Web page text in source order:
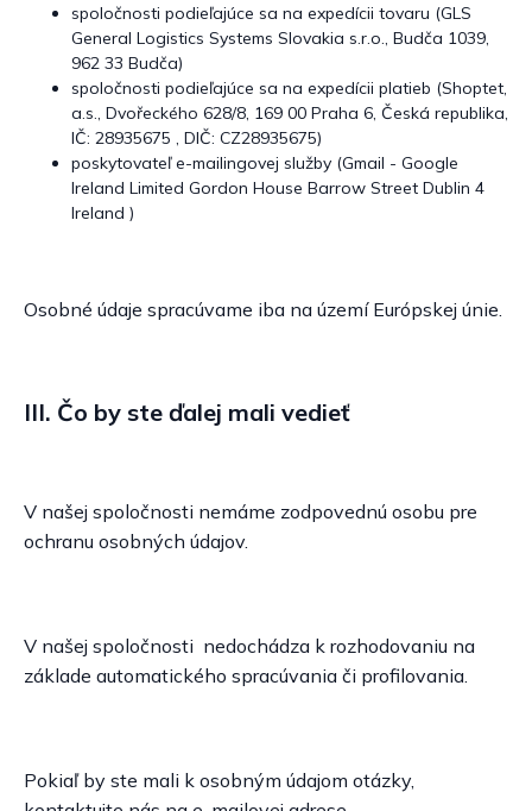
spoločnosti podieľajúce sa na expedícii tovaru (GLS
General Logistics Systems Slovakia s.r.o., Budča 1039,
962 33 Budča)
spoločnosti podieľajúce sa na expedícii platieb (Shoptet,
a.s., Dvořeckého 628/8, 169 00 Praha 6, Česká republika,
IČ: 28935675 , DIČ: CZ28935675)
poskytovateľ e-mailingovej služby (Gmail - Google
Ireland Limited Gordon House Barrow Street Dublin 4
Ireland )
Osobné údaje spracúvame iba na území Európskej únie.
III. Čo by ste ďalej mali vedieť
V našej spoločnosti nemáme zodpovednú osobu pre
ochranu osobných údajov.
V našej spoločnosti nedochádza k rozhodovaniu na
základe automatického spracúvania či profilovania.
Pokiaľ by ste mali k osobným údajom otázky,